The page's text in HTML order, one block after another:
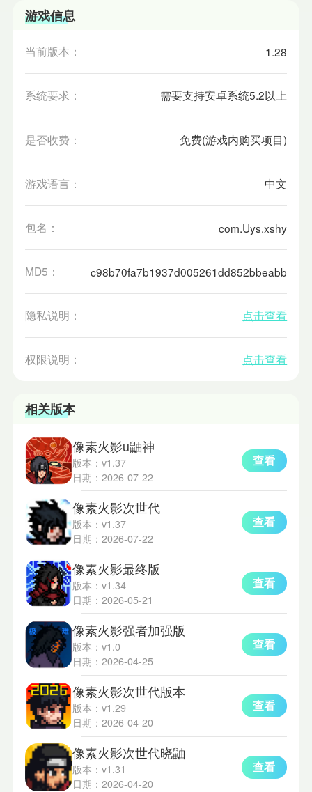
游戏信息
当前版本： 1.28
系统要求： 需要支持安卓系统5.2以上
是否收费： 免费(游戏内购买项目)
游戏语言： 中文
包名： com.Uys.xshy
MD5： c98b70fa7b1937d005261dd852bbeabb
隐私说明： 点击查看
权限说明： 点击查看
相关版本
像素火影u鼬神
版本：v1.37
日期：2026-07-22
查看
像素火影次世代
版本：v1.37
日期：2026-07-22
查看
像素火影最终版
版本：v1.34
日期：2026-05-21
查看
像素火影强者加强版
版本：v1.0
日期：2026-04-25
查看
像素火影次世代版本
版本：v1.29
日期：2026-04-20
查看
像素火影次世代晓鼬
版本：v1.31
日期：2026-04-20
查看